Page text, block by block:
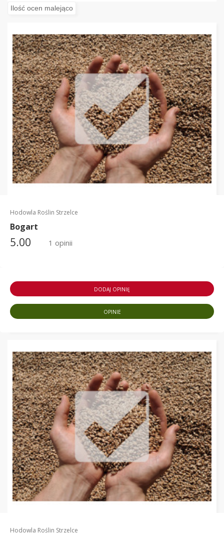
Hodowla Roślin Strzelce
Bogart
5.00 1 opinii
DODAJ OPINIĘ
OPINIE
Hodowla Roślin Strzelce